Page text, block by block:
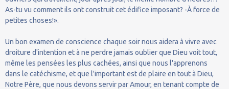
As-tu vu comment ils ont construit cet édifice imposant? -À force de
petites choses!».
Un bon examen de conscience chaque soir nous aidera à vivre avec
droiture d'intention et à ne perdre jamais oublier que Dieu voit tout,
même les pensées les plus cachées, ainsi que nous l'apprenons
dans le catéchisme, et que l'important est de plaire en tout à Dieu,
Notre Père, que nous devons servir par Amour, en tenant compte de